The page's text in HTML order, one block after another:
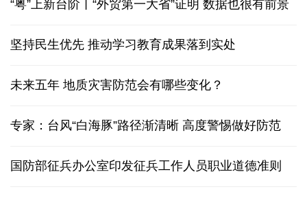
“粤”上新台阶丨“外贸第一大省”证明 数据也很有前景
坚持民生优先 推动学习教育成果落到实处
未来五年 地质灾害防范会有哪些变化？
专家：台风“白海豚”路径渐清晰 高度警惕做好防范
国防部征兵办公室印发征兵工作人员职业道德准则